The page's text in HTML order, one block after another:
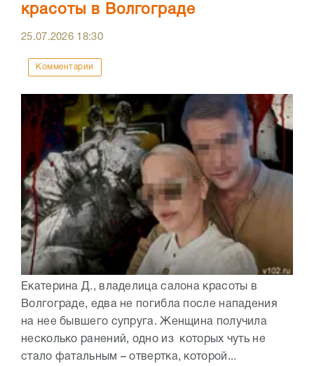
красоты в Волгограде
25.07.2026 18:30
Комментарии
Екатерина Д., владелица салона красоты в
Волгограде, едва не погибла после нападения
на нее бывшего супруга. Женщина получила
несколько ранений, одно из которых чуть не
стало фатальным – отвертка, которой...